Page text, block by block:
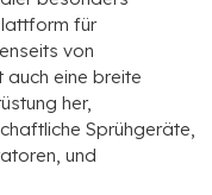
für
von
auch eine breite
her,
Sprühgeräte,
und